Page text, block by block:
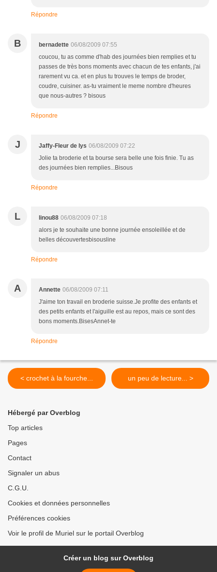
Répondre
B bernadette 06/08/2009 07:55
coucou, tu as comme d'hab des journées bien remplies et tu
passes de très bons moments avec chacun de tes enfants, j'ai
rarement vu ca. et en plus tu trouves le temps de broder,
coudre, cuisiner. as-tu vraiment le meme nombre d'heures
que nous-autres ? bisous
Répondre
J Jaffy-Fleur de lys 06/08/2009 07:22
Jolie ta broderie et ta bourse sera belle une fois finie. Tu as
des journées bien remplies...Bisous
Répondre
L linou88 06/08/2009 07:18
alors je te souhaite une bonne journée ensoleillée et de
belles découvertesbisousline
Répondre
A Annette 06/08/2009 07:11
J'aime ton travail en broderie suisse.Je profite des enfants et
des petits enfants et l'aiguille est au repos, mais ce sont des
bons moments.BisesAnnet-te
Répondre
< crochet à la fourche... un peu de lecture... >
Hébergé par Overblog
Top articles
Pages
Contact
Signaler un abus
C.G.U.
Cookies et données personnelles
Préférences cookies
Voir le profil de Muriel sur le portail Overblog
Créer un blog sur Overblog